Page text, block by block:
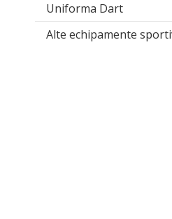
Uniforma Dart
Alte echipamente